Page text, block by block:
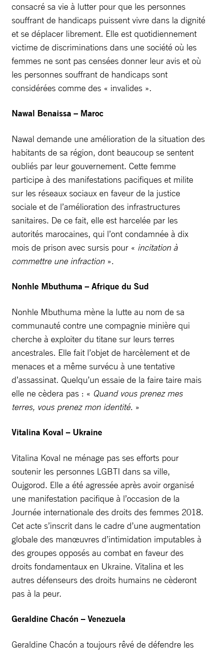
consacré sa vie à lutter pour que les personnes
souffrant de handicaps puissent vivre dans la dignité
et se déplacer librement. Elle est quotidiennement
victime de discriminations dans une société où les
femmes ne sont pas censées donner leur avis et où
les personnes souffrant de handicaps sont
considérées comme des « invalides ».
Nawal Benaissa – Maroc
Nawal demande une amélioration de la situation des
habitants de sa région, dont beaucoup se sentent
oubliés par leur gouvernement. Cette femme
participe à des manifestations pacifiques et milite
sur les réseaux sociaux en faveur de la justice
sociale et de l’amélioration des infrastructures
sanitaires. De ce fait, elle est harcelée par les
autorités marocaines, qui l’ont condamnée à dix
mois de prison avec sursis pour « incitation à
commettre une infraction ».
Nonhle Mbuthuma – Afrique du Sud
Nonhle Mbuthuma mène la lutte au nom de sa
communauté contre une compagnie minière qui
cherche à exploiter du titane sur leurs terres
ancestrales. Elle fait l’objet de harcèlement et de
menaces et a même survécu à une tentative
d’assassinat. Quelqu’un essaie de la faire taire mais
elle ne cèdera pas : « Quand vous prenez mes
terres, vous prenez mon identité. »
Vitalina Koval – Ukraine
Vitalina Koval ne ménage pas ses efforts pour
soutenir les personnes LGBTI dans sa ville,
Oujgorod. Elle a été agressée après avoir organisé
une manifestation pacifique à l’occasion de la
Journée internationale des droits des femmes 2018.
Cet acte s’inscrit dans le cadre d’une augmentation
globale des manœuvres d’intimidation imputables à
des groupes opposés au combat en faveur des
droits fondamentaux en Ukraine. Vitalina et les
autres défenseurs des droits humains ne cèderont
pas à la peur.
Geraldine Chacón – Venezuela
Geraldine Chacón a toujours rêvé de défendre les